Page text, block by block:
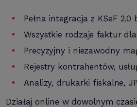
Pełna integracja z KSeF
Wszystkie rodzaje faktur
Precyzyjny i niezawodny
Rejestry kontrahentów,
Analizy, drukarki fiskalne,
Działaj online w dowolnym